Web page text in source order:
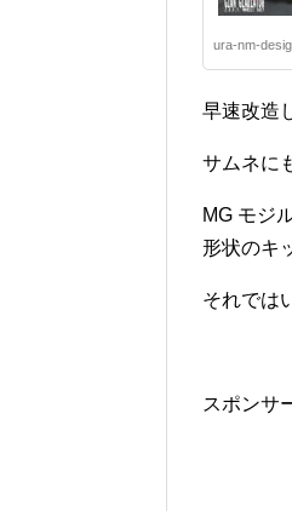
ura-nm-
早速改造
サムネに
MG モジ
形状のキ
それでは
スポンサ